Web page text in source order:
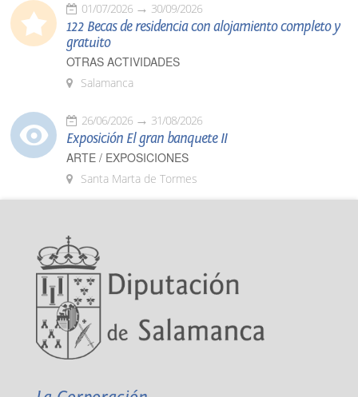
01/07/2026 30/09/2026
122 Becas de residencia con alojamiento completo y
gratuito
OTRAS ACTIVIDADES
Salamanca
26/06/2026 31/08/2026
Exposición El gran banquete II
ARTE / EXPOSICIONES
Santa Marta de Tormes